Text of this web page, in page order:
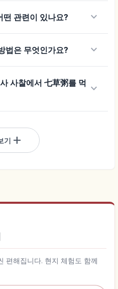
떤 관련이 있나요? keyboard_arrow_down
법은 무엇인가요? keyboard_arrow_down
사찰에서 七草粥를 먹 keyboard_arrow_down
기 add
편해집니다. 현지 체험도 함께